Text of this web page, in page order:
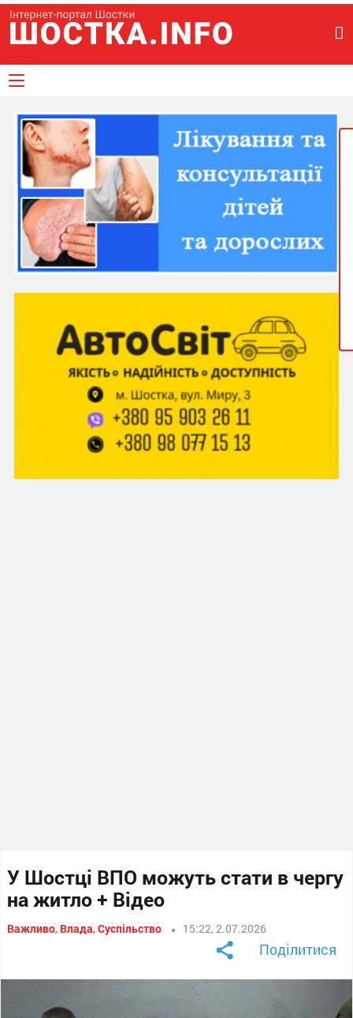
У Шостці ВПО можуть стати в чергу
на житло + Відео
Важливо, Влада,Суспільство 15:22, 2.07.2026
Поділитися